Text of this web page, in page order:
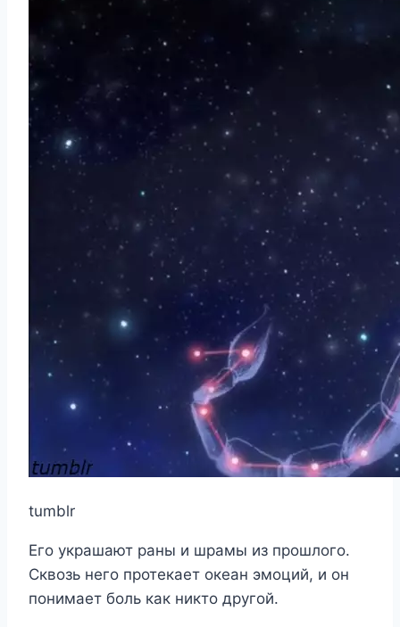
tumblr
Его украшают раны и шрамы из прошлого.
Сквозь него протекает океан эмоций, и он
понимает боль как никто другой.